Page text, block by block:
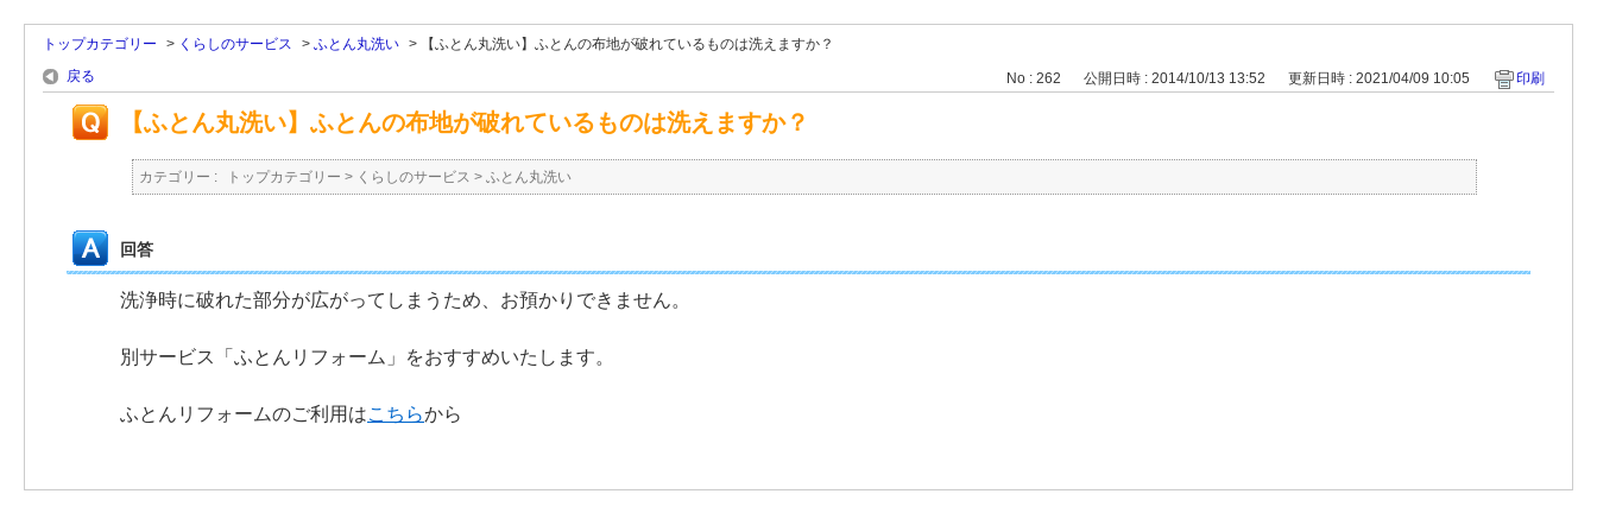
トップカテゴリー > くらしのサービス > ふとん丸洗い >
【ふとん丸洗い】ふとんの布地が破れているものは洗えますか？
戻る
No : 262 公開日時 : 2014/10/13 13:52 更新日時 : 2021/04/09 10:05 印刷
【ふとん丸洗い】ふとんの布地が破れているものは洗えますか？
カテゴリー : トップカテゴリー > くらしのサービス > ふとん丸洗い
回答
洗浄時に破れた部分が広がってしまうため、お預かりできません。
別サービス「ふとんリフォーム」をおすすめいたします。
ふとんリフォームのご利用はこちらから